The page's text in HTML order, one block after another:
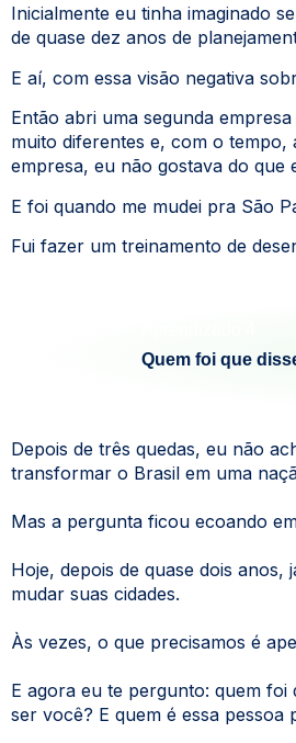
Inicialmente eu tinha imaginado
de quase dez anos de
E aí, com essa visão negativa
Então abri uma segunda
muito diferentes e, com o
empresa, eu não gostava do que
E foi quando me mudei pra São
Fui fazer um treinamento de
Quem foi que
Depois de três quedas, eu não
transformar o Brasil em uma
Mas a pergunta ficou ecoando
Hoje, depois de quase dois
mudar suas cidades.
Às vezes, o que precisamos é
E agora eu te pergunto: quem
ser você? E quem é essa pessoa